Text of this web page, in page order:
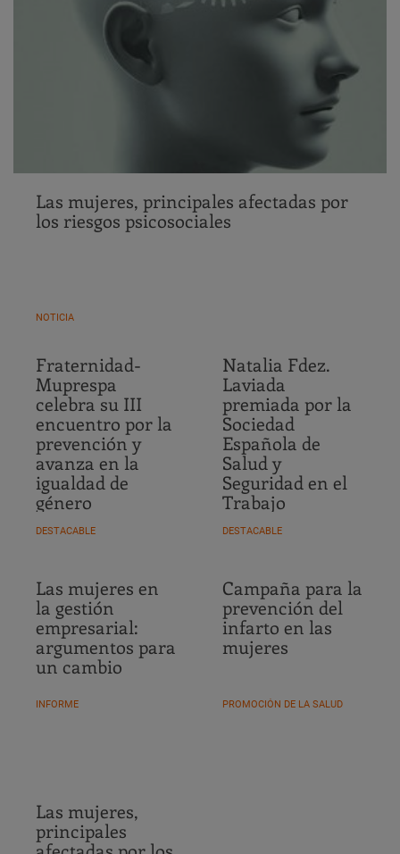
Las mujeres, principales afectadas por
los riesgos psicosociales
NOTICIA
Fraternidad-
Muprespa
celebra su III
encuentro por la
prevención y
avanza en la
igualdad de
género
DESTACABLE
Natalia Fdez.
Laviada
premiada por la
Sociedad
Española de
Salud y
Seguridad en el
Trabajo
DESTACABLE
Las mujeres en
la gestión
empresarial:
argumentos para
un cambio
INFORME
Campaña para la
prevención del
infarto en las
mujeres
PROMOCIÓN DE LA SALUD
Las mujeres,
principales